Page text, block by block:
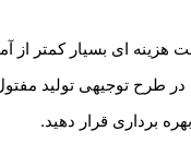
هزینه ای بسیار کمتر از
در طرح توجیهی تولید
برداری قرار دهید.